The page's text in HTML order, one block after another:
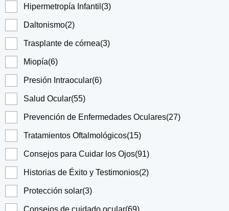
Hipermetropía Infantil (3)
Daltonismo(2)
Trasplante de córnea(3)
Miopía(6)
Presión Intraocular(6)
Salud Ocular(55)
Prevención de Enfermedades Oculares(27)
Tratamientos Oftalmológicos(15)
Consejos para Cuidar los Ojos(91)
Historias de Éxito y Testimonios(2)
Protección solar(3)